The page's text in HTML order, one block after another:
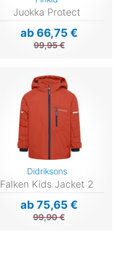
Juokka Protect
ab 66,75 €
99,95 €
Didriksons
Falken Kids Jacket 2
ab 75,65 €
99,90 €